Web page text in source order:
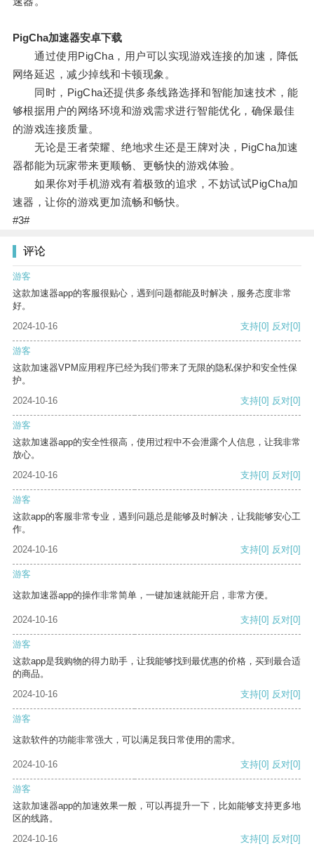
PigCha加速器安卓下载
通过使用PigCha，用户可以实现游戏连接的加速，降低
网络延迟，减少掉线和卡顿现象。
同时，PigCha还提供多条线路选择和智能加速技术，能
够根据用户的网络环境和游戏需求进行智能优化，确保最佳
的游戏连接质量。
无论是王者荣耀、绝地求生还是王牌对决，PigCha加速
器都能为玩家带来更顺畅、更畅快的游戏体验。
如果你对手机游戏有着极致的追求，不妨试试PigCha加
速器，让你的游戏更加流畅和畅快。
#3#
评论
游客
这款加速器app的客服很贴心，遇到问题都能及时解决，服务态度非常
好。
2024-10-16
支持[0] 反对[0]
游客
这款加速器VPM应用程序已经为我们带来了无限的隐私保护和安全性保
护。
2024-10-16
支持[0] 反对[0]
游客
这款加速器app的安全性很高，使用过程中不会泄露个人信息，让我非常
放心。
2024-10-16
支持[0] 反对[0]
游客
这款app的客服非常专业，遇到问题总是能够及时解决，让我能够安心工
作。
2024-10-16
支持[0] 反对[0]
游客
这款加速器app的操作非常简单，一键加速就能开启，非常方便。
2024-10-16 支持[0] 反对[0]
游客
这款app是我购物的得力助手，让我能够找到最优惠的价格，买到最合适
的商品。
2024-10-16
支持[0] 反对[0]
游客
这款软件的功能非常强大，可以满足我日常使用的需求。
2024-10-16 支持[0] 反对[0]
游客
这款加速器app的加速效果一般，可以再提升一下，比如能够支持更多地
区的线路。
2024-10-16
支持[0] 反对[0]